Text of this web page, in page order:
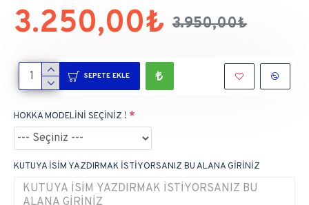
3.250,00₺ 3.950,00₺
HOKKA MODELİNİ SEÇİNİZ !
KUTUYA İSİM YAZDIRMAK İSTİYORSANIZ BU ALANA GİRİNİZ
SEPETE EKLE